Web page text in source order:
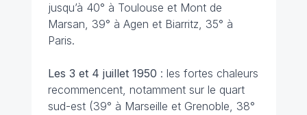
jusqu’à 40° à Toulouse et Mont de
Marsan, 39° à Agen et Biarritz, 35° à
Paris.
Les 3 et 4 juillet 1950 : les fortes chaleurs
recommencent, notamment sur le quart
sud-est (39° à Marseille et Grenoble, 38°